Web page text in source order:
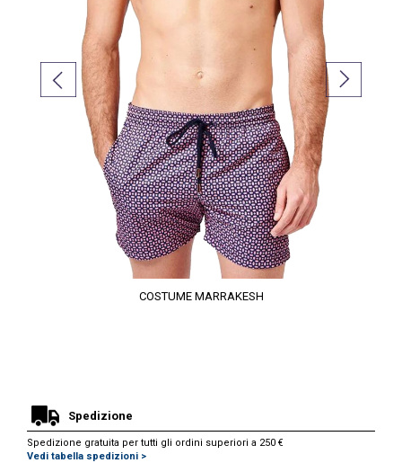
COSTUME MARRAKESH
Spedizione
Spedizione gratuita per tutti gli ordini superiori a 250 €
Vedi tabella spedizioni >